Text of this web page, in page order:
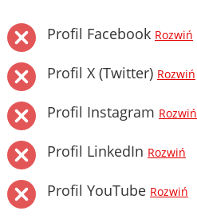
Profil Facebook Rozwiń
Profil X (Twitter) Rozwiń
Profil Instagram Rozwiń
Profil LinkedIn Rozwiń
Profil YouTube Rozwiń